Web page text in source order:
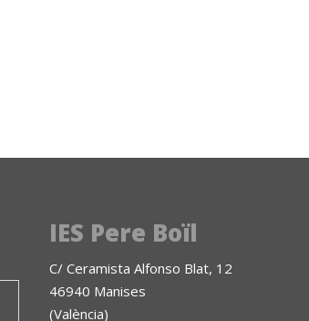
IES Pere Boïl
C/ Ceramista Alfonso Blat, 12
46940 Manises
(València)